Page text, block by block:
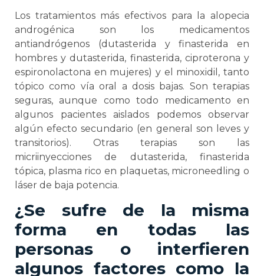
Los tratamientos más efectivos para la alopecia
androgénica son los medicamentos
antiandrógenos (dutasterida y finasterida en
hombres y dutasterida, finasterida, ciproterona y
espironolactona en mujeres) y el minoxidil, tanto
tópico como vía oral a dosis bajas. Son terapias
seguras, aunque como todo medicamento en
algunos pacientes aislados podemos observar
algún efecto secundario (en general son leves y
transitorios). Otras terapias son las
micriinyecciones de dutasterida, finasterida
tópica, plasma rico en plaquetas, microneedling o
láser de baja potencia.
¿Se sufre de la misma
forma en todas las
personas o interfieren
algunos factores como la